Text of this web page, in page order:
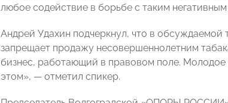
любое содействие в борьбе с таким
Андрей Удахин подчеркнул, что в обсуждаемой
запрещает продажу несовершеннолетним
бизнес, работающий в правовом поле.
этом», — отметил спикер.